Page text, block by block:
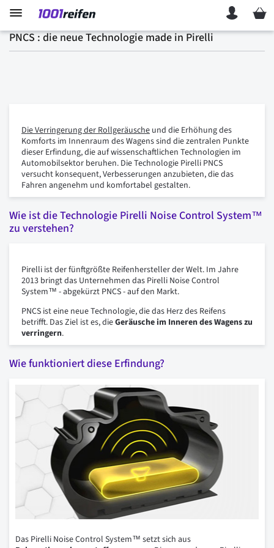
Mein
PNCS : die neue Technologie made in Pirelli
Die Verringerung der Rollgeräusche und die Erhöhung des
Komforts im Innenraum des Wagens sind die zentralen Punkte
dieser Erfindung, die auf wissenschaftlichen Technologien im
Automobilsektor beruhen. Die Technologie Pirelli PNCS
versucht konsequent, Verbesserungen anzubieten, die das
Fahren angenehm und komfortabel gestalten.
Wie ist die Technologie Pirelli Noise Control System™
zu verstehen?
Pirelli ist der fünftgrößte Reifenhersteller der Welt. Im Jahre
2013 bringt das Unternehmen das Pirelli Noise Control
System™ - abgekürzt PNCS - auf den Markt.
PNCS ist eine neue Technologie, die das Herz des Reifens
betrifft. Das Ziel ist es, dieGeräusche im Inneren des Wagens zu
verringern.
Wie funktioniert diese Erfindung?
Das Pirelli Noise Control System™ setzt sich aus